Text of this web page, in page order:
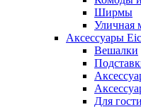
Ширмы
Уличная
Аксессуары
Вешалки
Для